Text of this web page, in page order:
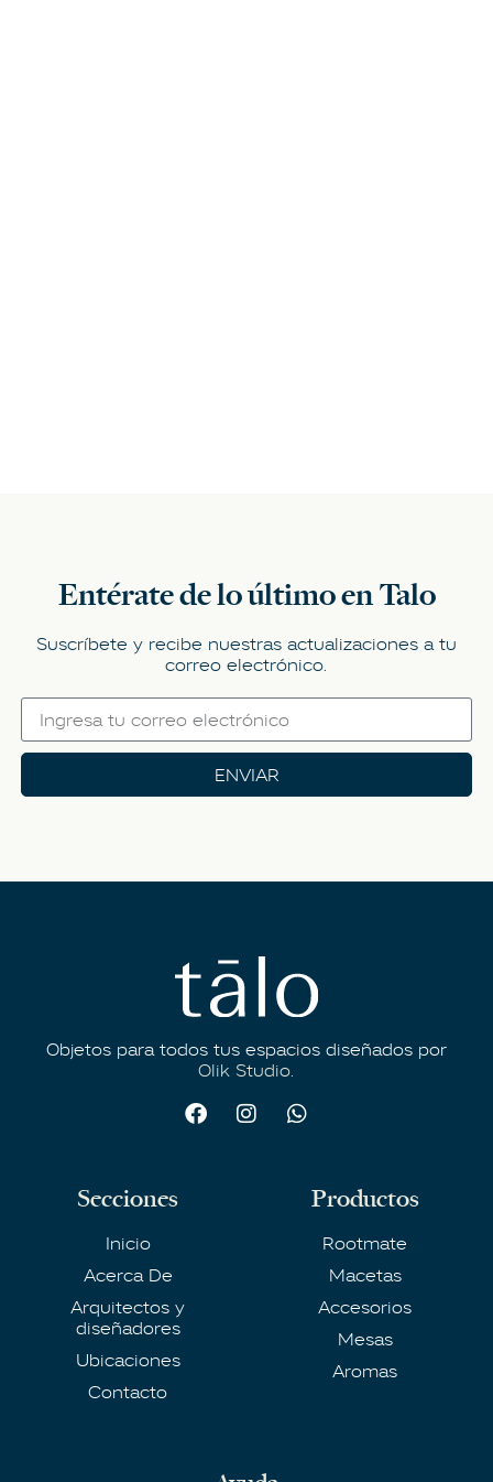
Entérate de lo último en Talo
Suscríbete y recibe nuestras actualizaciones a tu
correo electrónico.
ENVIAR
Objetos para todos tus espacios diseñados por
Olik Studio.
Secciones
Inicio
Acerca De
Arquitectos y
diseñadores
Ubicaciones
Contacto
Productos
Rootmate
Macetas
Accesorios
Mesas
Aromas